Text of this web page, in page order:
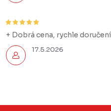
17.5.2026
+ Dobrá cena, rychle